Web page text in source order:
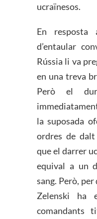
ucraïnesos.
En
d’entaular
Rússia li va
en una treva
Però el
la suposada
ordres de
que el darrer
equival a un
sang. Però,
Zelenski ha
comandants